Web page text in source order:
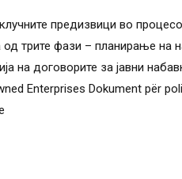
предизвици во
трите фази – планирање на
на договорите за јавни
Enterprises Dokument për